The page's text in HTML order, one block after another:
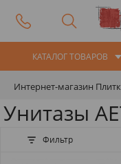
КАТАЛОГ ТОВАРОВ
Интернет-магазин
Унитазы
Фильтр